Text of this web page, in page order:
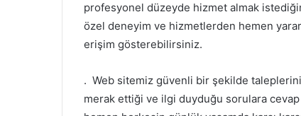
profesyonel düzeyde hizmet almak
özel deneyim ve hizmetlerden hemen
erişim gösterebilirsiniz.
. Web sitemiz güvenli bir şekilde
merak ettiği ve ilgi duyduğu sorulara